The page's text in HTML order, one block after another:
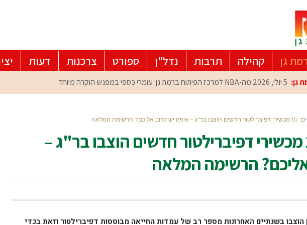
גן קהילה תרבות נדל"ן ספורט צרכנות דעות
גן: 5 יולי, 2026 מה-NBA למרכז הפיתוח ברמת גן: עומרי כספי במפגש הוקרה מיוחד
הרשימה המלאה
הצלת חיים: 10 מכשירי דפיברילטור חדשים הוצבו בר"ג –
הרשימה המלאה
בשנתיים האחרונות מספר רב של עמדות החייאה מבוססות דפיברילטור וזאת בכדי